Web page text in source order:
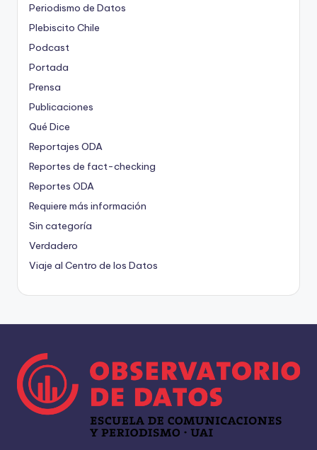
Periodismo de Datos
Plebiscito Chile
Podcast
Portada
Prensa
Publicaciones
Qué Dice
Reportajes ODA
Reportes de fact-checking
Reportes ODA
Requiere más información
Sin categoría
Verdadero
Viaje al Centro de los Datos